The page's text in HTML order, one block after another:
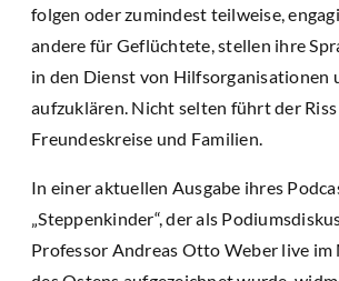
folgen oder zumindest teilweise,
andere für Geflüchtete, stellen ihre
in den Dienst von Hilfsorganisationen
aufzuklären. Nicht selten führt der
Freundeskreise und Familien.
In einer aktuellen Ausgabe ihres
„Steppenkinder“, der als
Professor Andreas Otto Weber live im